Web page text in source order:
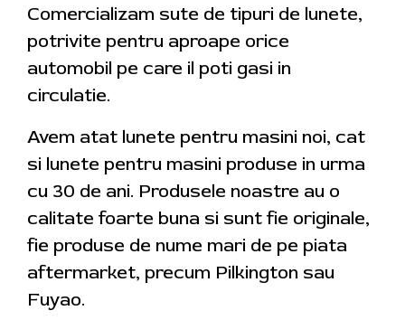
Comercializam sute de tipuri de lunete,
potrivite pentru aproape orice
automobil pe care il poti gasi in
circulatie.
Avem atat lunete pentru masini noi, cat
si lunete pentru masini produse in urma
cu 30 de ani. Produsele noastre au o
calitate foarte buna si sunt fie originale,
fie produse de nume mari de pe piata
aftermarket, precum Pilkington sau
Fuyao.